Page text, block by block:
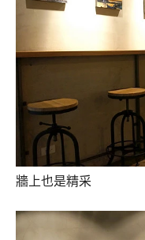
牆上也是精采